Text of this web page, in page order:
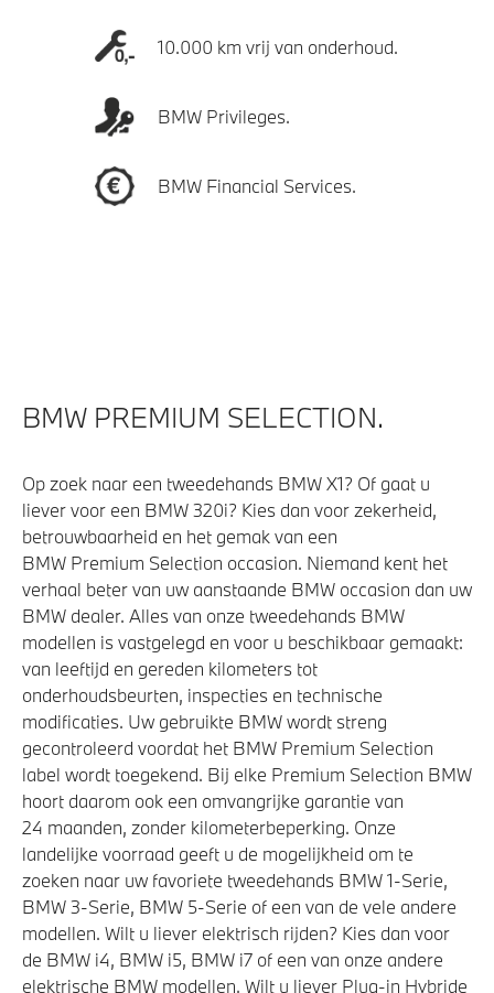
10.000 km vrij van onderhoud.
BMW Privileges.
BMW Financial Services.
BMW PREMIUM SELECTION.
Op zoek naar een tweedehands BMW X1? Of gaat u
liever voor een BMW 320i? Kies dan voor zekerheid,
betrouwbaarheid en het gemak van een
BMW Premium Selection occasion. Niemand kent het
verhaal beter van uw aanstaande BMW occasion dan uw
BMW dealer. Alles van onze tweedehands BMW
modellen is vastgelegd en voor u beschikbaar gemaakt:
van leeftijd en gereden kilometers tot
onderhoudsbeurten, inspecties en technische
modificaties. Uw gebruikte BMW wordt streng
gecontroleerd voordat het BMW Premium Selection
label wordt toegekend. Bij elke Premium Selection BMW
hoort daarom ook een omvangrijke garantie van
24 maanden, zonder kilometerbeperking. Onze
landelijke voorraad geeft u de mogelijkheid om te
zoeken naar uw favoriete tweedehands BMW 1-Serie,
BMW 3-Serie, BMW 5-Serie of een van de vele andere
modellen. Wilt u liever elektrisch rijden? Kies dan voor
de BMW i4, BMW i5, BMW i7 of een van onze andere
elektrische BMW modellen. Wilt u liever Plug-in Hybride